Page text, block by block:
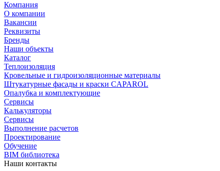
Компания
О компании
Вакансии
Реквизиты
Бренды
Наши объекты
Каталог
Теплоизоляция
Кровельные и гидроизоляционные материалы
Штукатурные фасады и краски CAPAROL
Опалубка и комплектующие
Сервисы
Калькуляторы
Сервисы
Выполнение расчетов
Проектирование
Обучение
BIM библиотека
Наши контакты